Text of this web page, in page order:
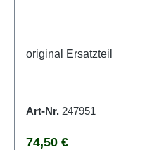
original Ersatzteil
Art-Nr. 247951
Regulärer Preis:
74,50 €